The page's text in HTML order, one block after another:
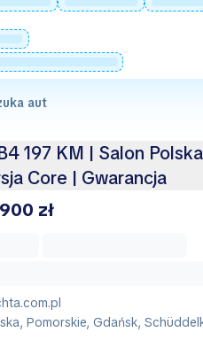
aut
197 KM | Salon
Core | Gwarancja
zł
Pomorskie, Gdańsk,